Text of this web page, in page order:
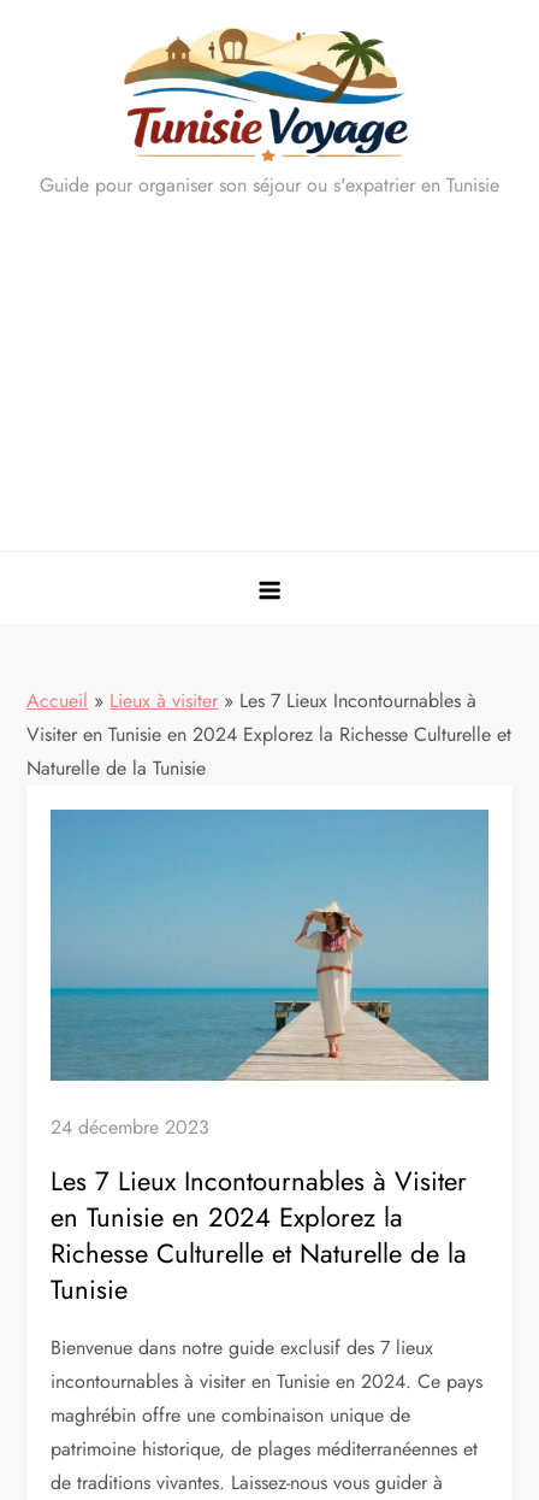
Guide pour organiser son séjour ou s'expatrier en Tunisie
Accueil » Lieux à visiter » Les 7 Lieux Incontournables à
Visiter en Tunisie en 2024 Explorez la Richesse Culturelle et
Naturelle de la Tunisie
24 décembre 2023
Les 7 Lieux Incontournables à Visiter
en Tunisie en 2024 Explorez la
Richesse Culturelle et Naturelle de la
Tunisie
Bienvenue dans notre guide exclusif des 7 lieux
incontournables à visiter en Tunisie en 2024. Ce pays
maghrébin offre une combinaison unique de
patrimoine historique, de plages méditerranéennes et
de traditions vivantes. Laissez-nous vous guider à